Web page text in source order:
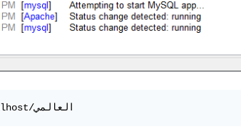
localhost/العالمي